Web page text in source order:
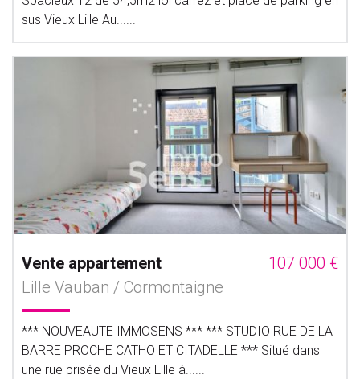
sus Vieux Lille Au......
Vente appartement
107 000 €
Lille Vauban / Cormontaigne
*** NOUVEAUTE IMMOSENS *** *** STUDIO RUE DE LA
BARRE PROCHE CATHO ET CITADELLE *** Situé dans
une rue prisée du Vieux Lille à......